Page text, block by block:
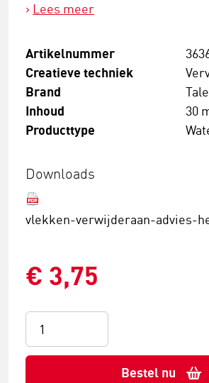
Lees meer
Artikelnummer
Creatieve techniek
Brand
Inhoud 30
Producttype
Downloads
vlekken-verwijderaan-advies-
€ 3,75
Bestel nu